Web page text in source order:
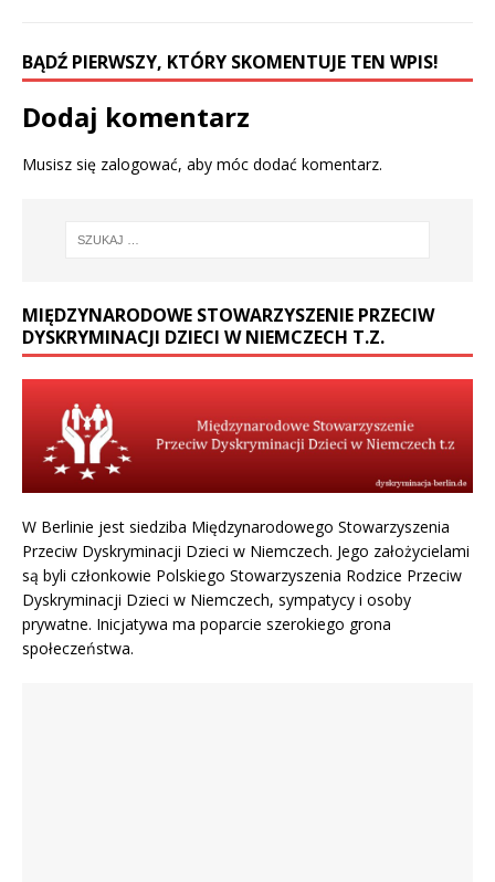
BĄDŹ PIERWSZY, KTÓRY SKOMENTUJE TEN WPIS!
Dodaj komentarz
Musisz się zalogować, aby móc dodać komentarz.
MIĘDZYNARODOWE STOWARZYSZENIE PRZECIW
DYSKRYMINACJI DZIECI W NIEMCZECH T.Z.
W Berlinie jest siedziba Międzynarodowego Stowarzyszenia
Przeciw Dyskryminacji Dzieci w Niemczech. Jego założycielami
są byli członkowie Polskiego Stowarzyszenia Rodzice Przeciw
Dyskryminacji Dzieci w Niemczech, sympatycy i osoby
prywatne. Inicjatywa ma poparcie szerokiego grona
społeczeństwa.